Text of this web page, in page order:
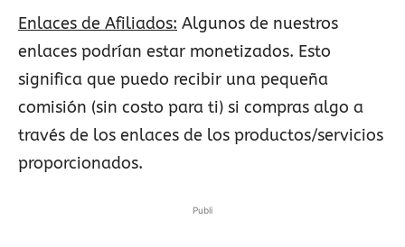
Enlaces de Afiliados: Algunos de nuestros
enlaces podrían estar monetizados. Esto
significa que puedo recibir una pequeña
comisión (sin costo para ti) si compras algo a
través de los enlaces de los productos/servicios
proporcionados.
Publi